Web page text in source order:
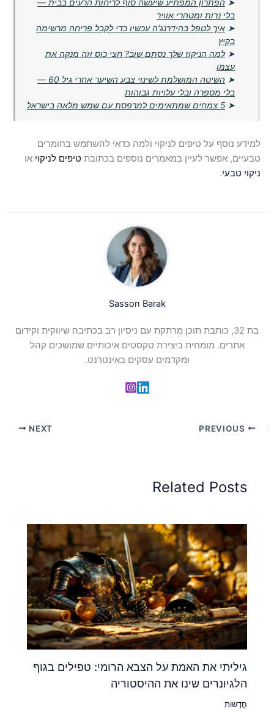
➤ הפתרון המפתיע שיעשה סוף לריחות הרעים בבית —
בלי נרות ומטהרי אוויר
➤איך לטפל בהידרנג'ה עכשיו כדי לקבל פריחה מרשימה
בקיץ
➤למה הניקוז שלך נסתם שוב? חצי כוס וזה מנקה את
עצמו
➤
השיטה המושלמת לשינוי צבע השיער אחרי גיל 60 —
בלי מספרה ובלי עלויות גבוהות
➤5 צמחים שמתאימים למרפסת עם שמש מלאה בישראל
למידע נוסף על טיפים לניקוי ולמה כדאי להשתמש בחומרים
טבעיים, אפשר לעיין במאמרים נוספים בכתובת טיפים לניקוי או
ניקוי טבעי.
Sasson Barak
בת 32, כותבת תוכן מרתקת עם ניסיון רב בכתיבה שיווקית וקידום
אתרים. מומחית ביצירת טקסטים איכותיים שמושכים קהל
ומקדמים עסקים באינטרנט.
NEXT
Related Posts
גיליתי את האמת על הצבא הרומי: טפילים בגוף
הלגיונרים שינו את ההיסטוריה
חֲדָשׁוֹת